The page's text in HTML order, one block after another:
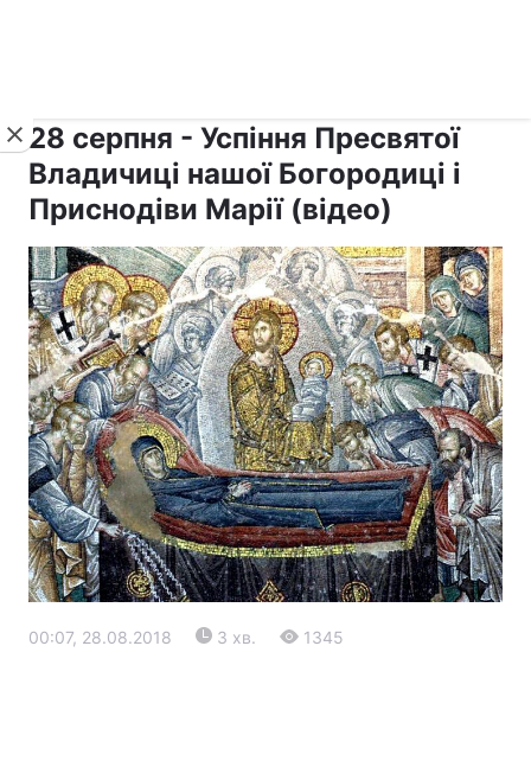
28 серпня - Успіння Пресвятої
Владичиці нашої Богородиці і
Приснодіви Марії (відео)
00:07, 28.08.2018 3 хв. 1345